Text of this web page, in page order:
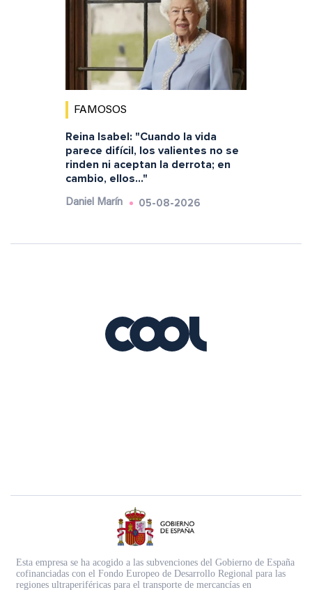
FAMOSOS
Reina Isabel: "Cuando la vida
parece difícil, los valientes no se
rinden ni aceptan la derrota; en
cambio, ellos..."
Daniel Marín 05-08-2026
Esta empresa se ha acogido a las subvenciones del Gobierno de España
cofinanciadas con el Fondo Europeo de Desarrollo Regional para las
regiones ultraperiféricas para el transporte de mercancías en